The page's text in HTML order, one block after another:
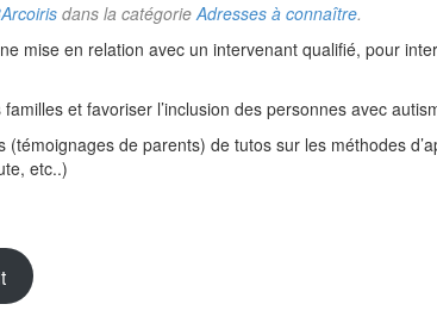
dans la catégorieAdresses à connaître.
mise en relation avec un intervenant qualifié, pour
et favoriser l’inclusion des personnes avec
de parents) de tutos sur les méthodes
etc..)